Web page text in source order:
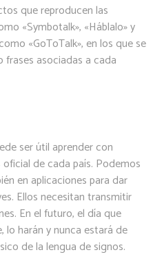
que reproducen las
«Symbotalk», «Háblalo» y
«GoToTalk», en los que se
frases asociadas a cada
ser útil aprender con
oficial de cada país. Podemos
en aplicaciones para dar
Ellos necesitan transmitir
En el futuro, el día que
lo harán y nunca estará de
de la lengua de signos.